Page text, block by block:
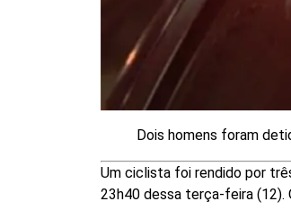
Dois homens foram
Um ciclista foi rendido por
23h40 dessa terça-feira (12).